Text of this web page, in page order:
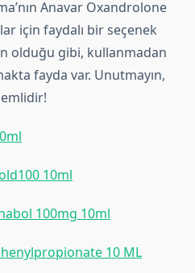
Anavar Oxandrolone
için faydalı bir seçenek
olduğu gibi, kullanmadan
fayda var. Unutmayın,
10ml
100mg 10ml
10 ML